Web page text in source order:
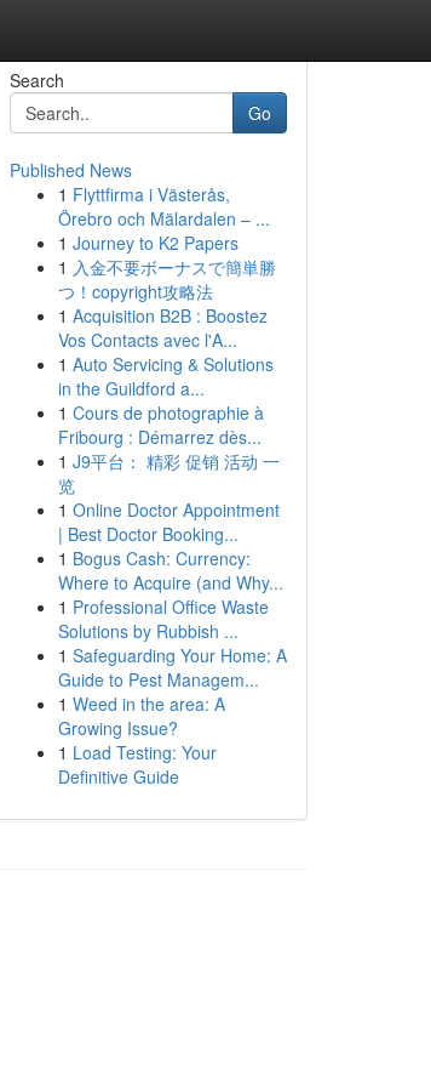
Search
Go
Published News
1 Flyttfirma i Västerås,
Örebro och Mälardalen – ...
1 Journey to K2 Papers
1 入金不要ボーナスで簡単勝
つ！copyright攻略法
1 Acquisition B2B : Boostez
Vos Contacts avec l'A...
1 Auto Servicing & Solutions
in the Guildford a...
1 Cours de photographie à
Fribourg : Démarrez dès...
1 J9平台： 精彩 促销 活动 一
览
1 Online Doctor Appointment
| Best Doctor Booking...
1 Bogus Cash: Currency:
Where to Acquire (and Why...
1 Professional Office Waste
Solutions by Rubbish ...
1 Safeguarding Your Home: A
Guide to Pest Managem...
1 Weed in the area: A
Growing Issue?
1 Load Testing: Your
Definitive Guide